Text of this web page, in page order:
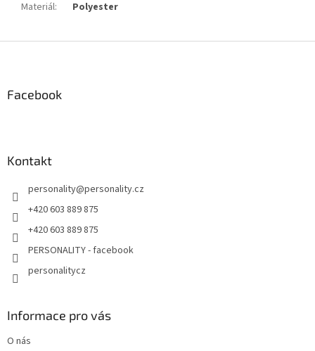
Materiál: Polyester
Facebook
Kontakt
personality@personality.cz
+420 603 889 875
+420 603 889 875
PERSONALITY - facebook
personalitycz
Informace pro vás
O nás